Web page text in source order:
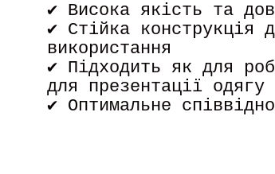
✔ Висока якість та
✔ Стійка конструкція
використання
✔ Підходить як для
для презентації одягу
✔ Оптимальне